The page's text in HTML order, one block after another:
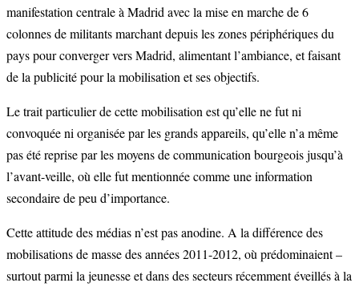
manifestation centrale à Madrid avec la mise en marche de 6
colonnes de militants marchant depuis les zones périphériques du
pays pour converger vers Madrid, alimentant l’ambiance, et faisant
de la publicité pour la mobilisation et ses objectifs.
Le trait particulier de cette mobilisation est qu’elle ne fut ni
convoquée ni organisée par les grands appareils, qu’elle n’a même
pas été reprise par les moyens de communication bourgeois jusqu’à
l’avant-veille, où elle fut mentionnée comme une information
secondaire de peu d’importance.
Cette attitude des médias n’est pas anodine. A la différence des
mobilisations de masse des années 2011-2012, où prédominaient –
surtout parmi la jeunesse et dans des secteurs récemment éveillés à la